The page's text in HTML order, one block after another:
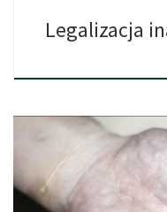
Legalizacja